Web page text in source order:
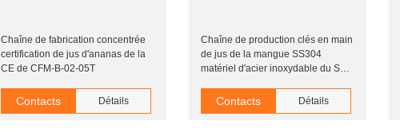
Chaîne de fabrication concentrée
certification de jus d'ananas de la
CE de CFM-B-02-05T
Contacts Détails
Chaîne de production clés en main
de jus de la mangue SS304
matériel d'acier inoxydable du SUS
Contacts Détails